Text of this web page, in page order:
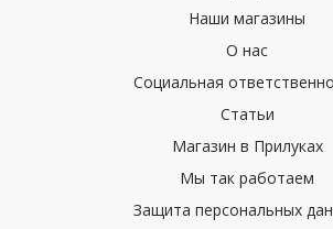
Наши магазины
О нас
Социальная
Статьи
Магазин в Прилуках
Мы так работаем
Защита персональных